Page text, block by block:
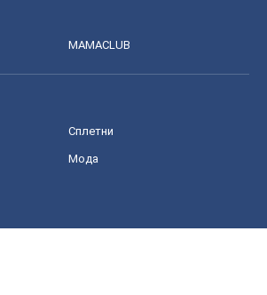
MAMACLUB
Сплетни
Мода